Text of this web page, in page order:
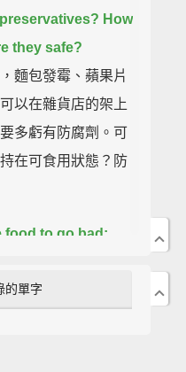
How
they safe?
麵包發霉、蘋果片
以在雜貨店的架上
多虧有防腐劑。可
在可食用狀態？防
food to go bad:
of these can
的單字